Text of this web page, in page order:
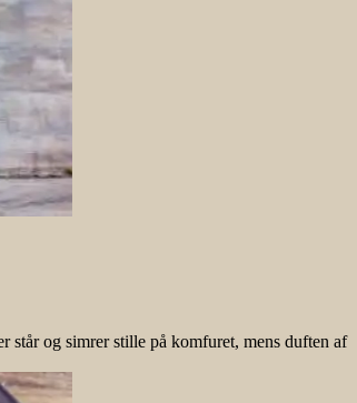
og simrer stille på komfuret, mens duften af